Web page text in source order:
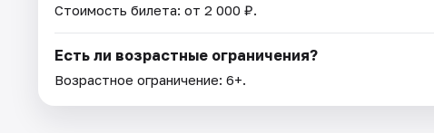
Стоимость билета: от 2 000 ₽.
Есть ли возрастные ограничения?
Возрастное ограничение: 6+.